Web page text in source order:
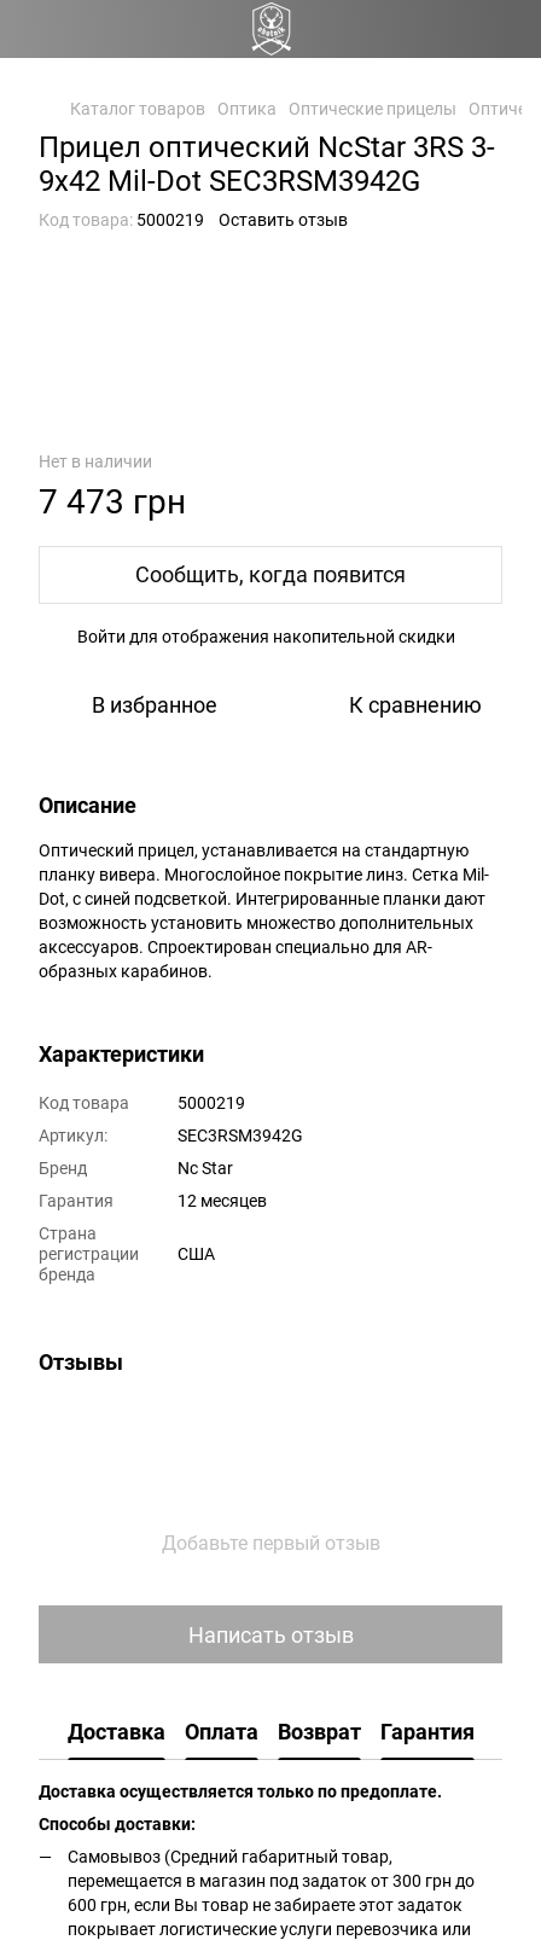
Каталог товаров Оптика Оптические прицелы
Прицел оптический NcStar 3RS 3-
9x42 Mil-Dot SEC3RSM3942G
Код товара: 5000219 Оставить отзыв
Нет в наличии
7 473 грн
Сообщить, когда появится
Войти для отображения накопительной скидки
В избранное К сравнению
Описание
Оптический прицел, устанавливается на стандартную
планку вивера. Многослойное покрытие линз. Сетка Mil-
Dot, с синей подсветкой. Интегрированные планки дают
возможность установить множество дополнительных
аксессуаров. Спроектирован специально для AR-
образных карабинов.
Характеристики
Код товара
5000219
Артикул:
SEC3RSM3942G
Бренд
Nc Star
Гарантия
12 месяцев
Страна
регистрации
бренда
США
Отзывы
Добавьте первый отзыв
Написать отзыв
Доставка Оплата Возврат Гарантия
Доставка осуществляется только по предоплате.
Способы доставки:
Самовывоз (Средний габаритный товар,
перемещается в магазин под задаток от 300 грн до
600 грн, если Вы товар не забираете этот задаток
покрывает логистические услуги перевозчика или